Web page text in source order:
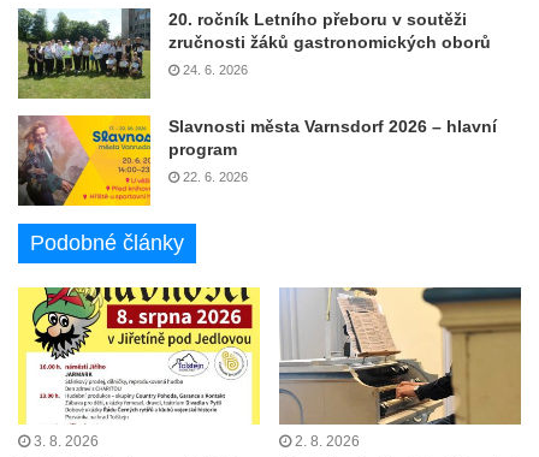
20. ročník Letního přeboru v soutěži
zručnosti žáků gastronomických oborů
24. 6. 2026
Slavnosti města Varnsdorf 2026 – hlavní
program
22. 6. 2026
Podobné články
3. 8. 2026 2. 8. 2026